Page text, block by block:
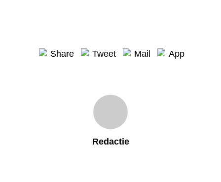
Share Tweet Mail App
Redactie